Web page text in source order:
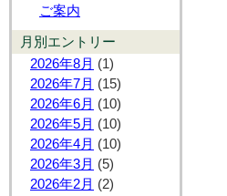
ご案内
月別エントリー
2026年8月 (1)
2026年7月 (15)
2026年6月 (10)
2026年5月 (10)
2026年4月 (10)
2026年3月 (5)
2026年2月 (2)